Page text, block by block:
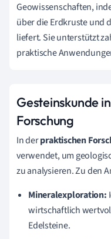
Geowissenschaften,
über die Erdkruste und
liefert. Sie unterstützt
praktische
Gesteinskunde
Forschung
In derpraktischen
verwendet, um
zu analysieren. Zu den
Mineralexploration:
wirtschaftlich
Edelsteine.